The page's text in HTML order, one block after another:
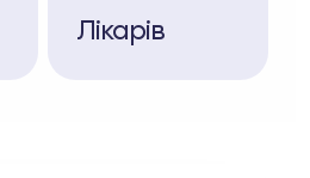
Лікарів